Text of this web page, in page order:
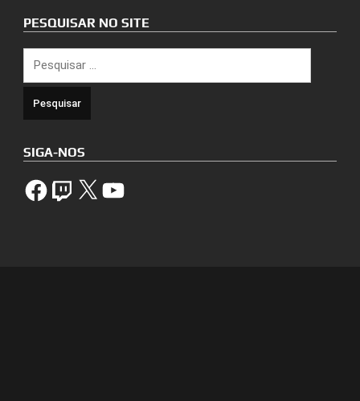
PESQUISAR NO SITE
por:
SIGA-NOS
FacebookTwitch X YouTube